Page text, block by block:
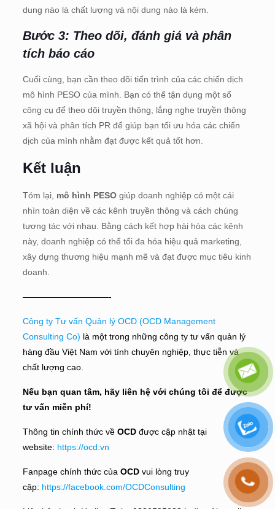
dung nào là chất lượng và nội dung nào là kém.
Bước 3: Theo dõi, đánh giá và phân
tích báo cáo
Cuối cùng, bạn cần theo dõi tiến trình của các chiến dịch
mô hình PESO của mình. Bạn có thể tận dụng một số
công cụ để theo dõi truyền thông, lắng nghe truyền thông
xã hội và phân tích PR để giúp bạn tối ưu hóa các chiến
dịch của mình nhằm đạt được kết quả tốt hơn.
Kết luận
Tóm lại, mô hình PESOgiúp doanh nghiệp có một cái
nhìn toàn diện về các kênh truyền thông và cách chúng
tương tác với nhau. Bằng cách kết hợp hài hòa các kênh
này, doanh nghiệp có thể tối đa hóa hiệu quả marketing,
xây dựng thương hiệu mạnh mẽ và đạt được mục tiêu kinh
doanh.
——————————-
Công ty Tư vấn Quản lý OCD (OCD Management
Consulting Co) là một trong những công ty tư vấn quản lý
hàng đầu Việt Nam với tính chuyên nghiệp, thực tiễn và
chất lượng cao.
Nếu bạn quan tâm, hãy liên hệ với chúng tôi để được
tư vấn miễn phí!
Thông tin chính thức về OCD được cập nhật tại
website: https://ocd.vn
Fanpage chính thức của OCD vui lòng truy
cập: https://facebook.com/OCDConsulting